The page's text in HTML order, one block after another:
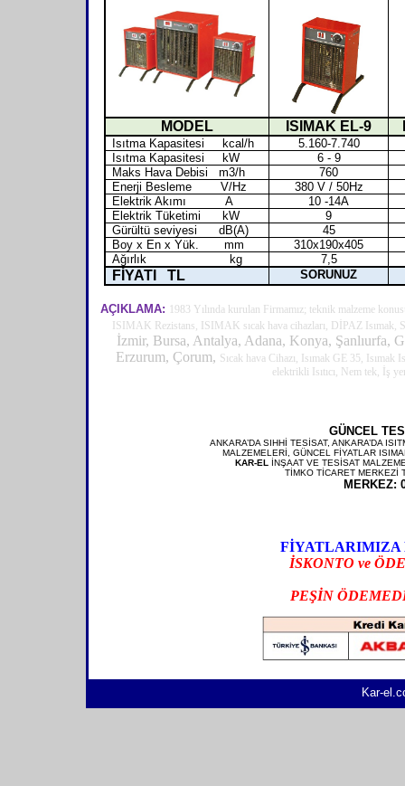
MODEL ISIMAK EL-9
Isıtma Kapasitesi kcal/h
5.160-7.740
Isıtma Kapasitesi kW
6 - 9
Maks Hava Debisi m3/h
760
Enerji Besleme V/Hz
380 V / 50Hz
Elektrik Akımı A
10 -14A
Elektrik Tüketimi kW
9
Gürültü seviyesi dB(A)
45
Boy x En x Yük. mm
310x190x405
Ağırlık kg
7,5
FİYATI TL SORUNUZ
AÇIKLAMA:
1983 Yılında kurulan Firmamız; teknik malzeme
ISIMAK Rezistans, ISIMAK sıcak hava cihazları, DİPAZ Isımak,
İzmir, Bursa, Antalya, Adana, Konya, Şanlıurfa,
Erzurum, Çorum, Sıcak hava Cihazı, Isımak GE 35,
Isımak
elektrikli Isıtıcı, Nem tek, İş yeri
GÜNCEL
ANKARA’DA SIHHİ TESİSAT, ANKARA’DA
MALZEMELERİ, GÜNCEL FİYATLAR
KAR-EL İNŞAAT VE TESİSAT
TİMKO TİCARET
MERKEZ:
FİYATLARIMIZA
İSKONTO ve
PEŞİN
Kar-